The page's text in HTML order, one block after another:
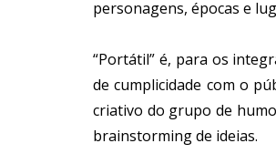
personagens, épocas e
“Portátil” é, para os
de cumplicidade com o
criativo do grupo de
brainstorming de ideias.